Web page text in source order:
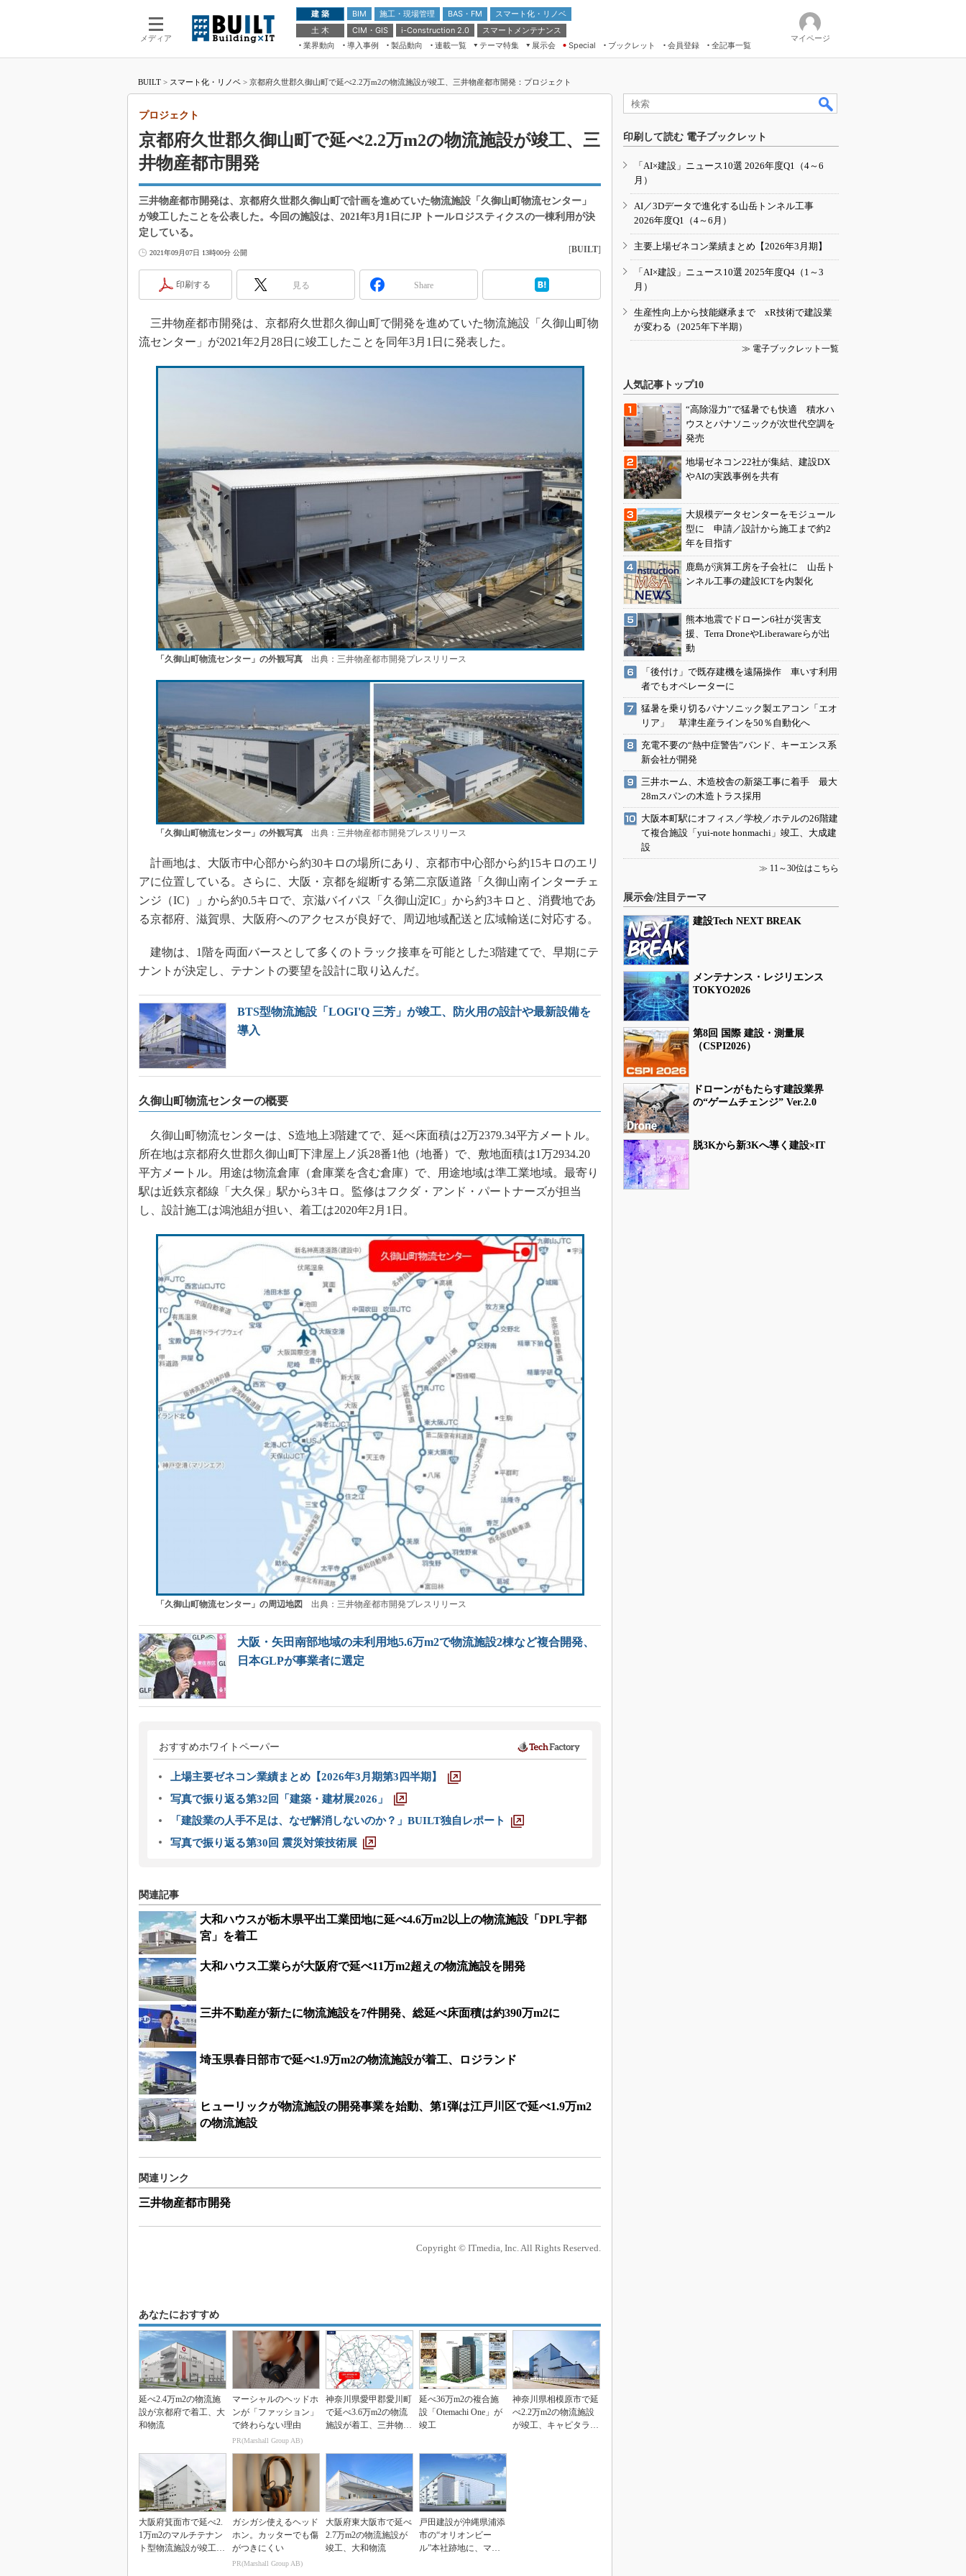
メディア
建 築 BIM 施工・現場管理 BAS・FM
スマート化・リノベ
土 木
CIM・GIS i-Construction 2.0
スマートメンテナンス
業界動向
導入事例 製品動向 連載一覧
テーマ特集
ドローンがもたらす建設業界の“ゲー
ムチェンジ” Ver.2.0
“Society5.0”時代のスマートビル
展示会
第8回 国際 建設・測量展
築・土木・不動産の先端技術展－
メンテナンス・レジリエンスOSAKA
日本 ものづくりワールド 2020
IGAS2018
Special ブックレット 会員登録 全記事一覧
マイページ
BUILT > スマート化・リノベ > 京都府久世郡久御山町で延べ2.2万m2の物流施設が竣工、三井物産都市開発：プロジェクト
京都府久世郡久御山町で延べ2.2万m2の物流施設が竣工、三
井物産都市開発
プロジェクト
三井物産都市開発は、京都府久世郡久御山町で計画を進めていた物流施設「久御山町物流センター」
が竣工したことを公表した。今回の施設は、2021年3月1日にJP トールロジスティクスの一棟利用が決
定している。
2021年09月07日 13時00分 公開 [BUILT]
印刷する 見る Share
三井物産都市開発は、京都府久世郡久御山町で開発を進めていた物流施設「久御山町物
流センター」が2021年2月28日に竣工したことを同年3月1日に発表した。
「久御山町物流センター」の外観写真出典：三井物産都市開発プレスリリース
「久御山町物流センター」の外観写真出典：三井物産都市開発プレスリリース
計画地は、大阪市中心部から約30キロの場所にあり、京都市中心部から約15キロのエリ
アに位置している。さらに、大阪・京都を縦断する第二京阪道路「久御山南インターチェ
ンジ（IC）」から約0.5キロで、京滋バイパス「久御山淀IC」から約3キロと、消費地であ
る京都府、滋賀県、大阪府へのアクセスが良好で、周辺地域配送と広域輸送に対応する。
建物は、1階を両面バースとして多くのトラック接車を可能とした3階建てで、早期にテ
ナントが決定し、テナントの要望を設計に取り込んだ。
BTS型物流施設「LOGI'Q 三芳」が竣工、防火用の設計や最新設備を
導入
久御山町物流センターの概要
久御山町物流センターは、S造地上3階建てで、延べ床面積は2万2379.34平方メートル。
所在地は京都府久世郡久御山町下津屋上ノ浜28番1他（地番）で、敷地面積は1万2934.20
平方メートル。用途は物流倉庫（倉庫業を含む倉庫）で、用途地域は準工業地域。最寄り
駅は近鉄京都線「大久保」駅から3キロ。監修はフクダ・アンド・パートナーズが担当
し、設計施工は鴻池組が担い、着工は2020年2月1日。
「久御山町物流センター」の周辺地図 出典：三井物産都市開発プレスリリース
大阪・矢田南部地域の未利用地5.6万m2で物流施設2棟など複合開発、
日本GLPが事業者に選定
おすすめホワイトペーパー
上場主要ゼネコン業績まとめ【2026年3月期第3四半期】
写真で振り返る第32回「建築・建材展2026」
「建設業の人手不足は、なぜ解消しないのか？」BUILT独自レポート
写真で振り返る第30回 震災対策技術展
関連記事
大和ハウスが栃木県平出工業団地に延べ4.6万m2以上の物流施設「DPL宇都
宮」を着工
大和ハウス工業らが大阪府で延べ11万m2超えの物流施設を開発
三井不動産が新たに物流施設を7件開発、総延べ床面積は約390万m2に
埼玉県春日部市で延べ1.9万m2の物流施設が着工、ロジランド
ヒューリックが物流施設の開発事業を始動、第1弾は江戸川区で延べ1.9万m2
の物流施設
関連リンク
三井物産都市開発
Copyright © ITmedia, Inc. All Rights Reserved.
あなたにおすすめ
延べ2.4万m2の物流施
設が京都府で着工、大
和物流
マーシャルのヘッドホ
ンが「ファッション」
で終わらない理由
PR(Marshall Group AB)
神奈川県愛甲郡愛川町
で延べ3.6万m2の物流
施設が着工、三井物産
延べ36万m2の複合施
設「Otemachi One」が
竣工
神奈川県相模原市で延
べ2.2万m2の物流施設
が竣工、キャピタラン
大阪府箕面市で延べ2.
1万m2のマルチテナン
ト型物流施設が竣工、
ガシガシ使えるヘッド
ホン。カッターでも傷
がつきにくい
PR(Marshall Group AB)
大阪府東大阪市で延べ
2.7万m2の物流施設が
竣工、大和物流
戸田建設が沖縄県浦添
市の“オリオンビー
ル”本社跡地に、マル
印刷して読む 電子ブックレット
「AI×建設」ニュース10選 2026年度Q1（4～6
月）
AI／3Dデータで進化する山岳トンネル工事
2026年度Q1（4～6月）
主要上場ゼネコン業績まとめ【2026年3月期】
「AI×建設」ニュース10選 2025年度Q4（1～3
月）
生産性向上から技能継承まで xR技術で建設業
が変わる（2025年下半期）
≫ 電子ブックレット一覧
人気記事トップ10
“高除湿力”で猛暑でも快適 積水ハ
ウスとパナソニックが次世代空調を
発売
地場ゼネコン22社が集結、建設DX
やAIの実践事例を共有
大規模データセンターをモジュール
型に 申請／設計から施工まで約2
年を目指す
鹿島が演算工房を子会社に 山岳ト
ンネル工事の建設ICTを内製化
熊本地震でドローン6社が災害支
援、Terra DroneやLiberawareらが出
動
「後付け」で既存建機を遠隔操作 車いす利用
者でもオペレーターに
猛暑を乗り切るパナソニック製エアコン「エオ
リア」 草津生産ラインを50％自動化へ
充電不要の“熱中症警告”バンド、キーエンス系
新会社が開発
三井ホーム、木造校舎の新築工事に着手 最大
28mスパンの木造トラス採用
大阪本町駅にオフィス／学校／ホテルの26階建
て複合施設「yui-note honmachi」竣工、大成建
設
≫ 11～30位はこちら
展示会/注目テーマ
建設Tech NEXT BREAK
メンテナンス・レジリエンス
TOKYO2026
第8回 国際 建設・測量展
（CSPI2026）
ドローンがもたらす建設業界
の“ゲームチェンジ” Ver.2.0
脱3Kから新3Kへ導く建設×IT